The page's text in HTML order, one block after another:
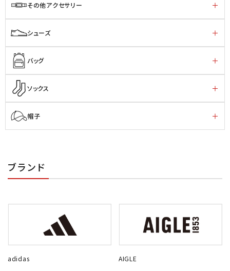
その他アクセサリー
シューズ
バッグ
ソックス
帽子
ブランド
adidas AIGLE